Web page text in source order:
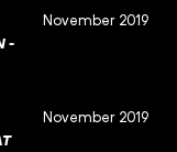
November 2019
-
November 2019